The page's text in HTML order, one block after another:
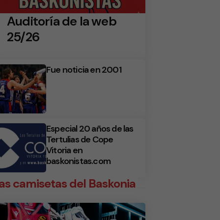
Auditoría de la web
25/26
Fue noticia en 2001
Especial 20 años de las
Tertulias de Cope
Vitoria en
baskonistas.com
camisetas del Baskonia